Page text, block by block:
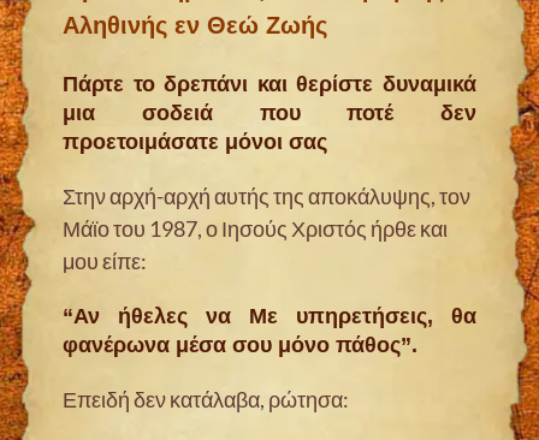
Αληθινής εν Θεώ Ζωής
Πάρτε το δρεπάνι και θερίστε δυναμικά
μια σοδειά που ποτέ δεν
προετοιμάσατε μόνοι σας
Στην αρχή-αρχή αυτής της αποκάλυψης, τον
Μάϊο του 1987, ο Ιησούς Χριστός ήρθε και
μου είπε:
“Αν ήθελες να Με υπηρετήσεις, θα
φανέρωνα μέσα σου μόνο πάθος”.
Επειδή δεν κατάλαβα, ρώτησα: